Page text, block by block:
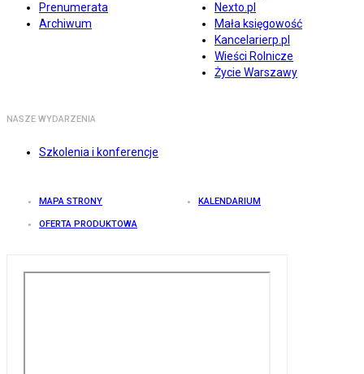
Prenumerata
Archiwum
Nexto.pl
Mała księgowość
Kancelarierp.pl
Wieści Rolnicze
Życie Warszawy
NASZE WYDARZENIA
Szkolenia i konferencje
MAPA STRONY KALENDARIUM
OFERTA PRODUKTOWA